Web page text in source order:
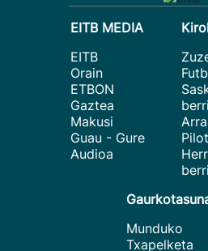
EITB MEDIA
EITB
Orain
ETBON
Gaztea
Makusi
Guau - Gure
Audioa
Munduko
Txapelketa